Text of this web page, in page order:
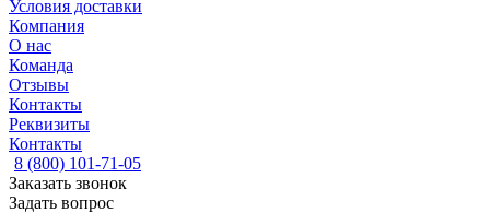
Условия доставки
Компания
О нас
Команда
Отзывы
Контакты
Реквизиты
Контакты
8 (800) 101-71-05
Заказать звонок
Задать вопрос